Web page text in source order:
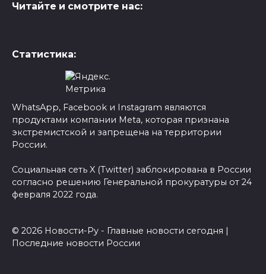
Читайте и смотрите нас:
Статистика:
WhatsApp, Facebook и Instagram являются
продуктами компании Meta, которая признана
экстремистской и запрещена на территории
России.
Социальная сеть X (Twitter) заблокирована в России
согласно решению Генеральной прокуратуры от 24
февраля 2022 года.
© 2026 Новости-Ру - Главные новости сегодня |
Последние новости России